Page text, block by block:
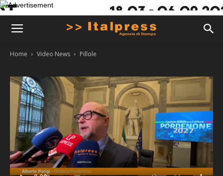
Home Video News Pillole